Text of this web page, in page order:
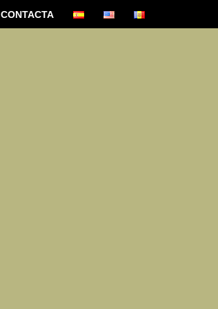
CONTACTA